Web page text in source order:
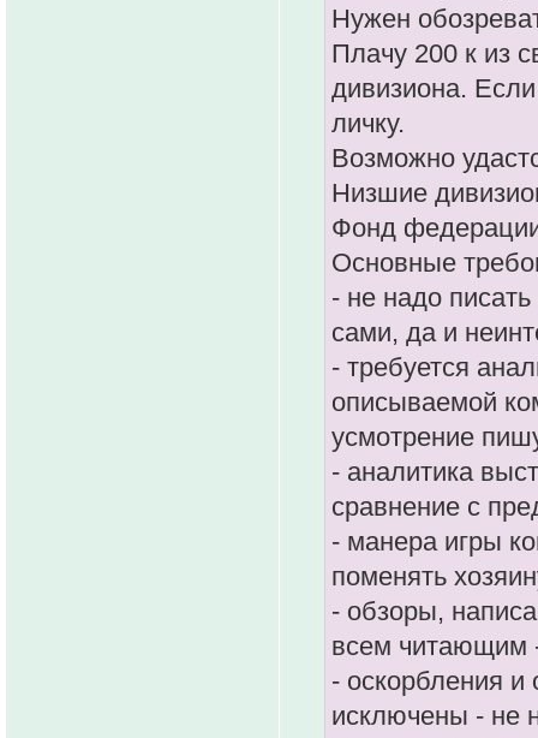
Нужен
Плачу 200 к из
дивизиона.
личку.
Возможно
Низшие
Фонд
Основные
- не надо
сами, да и
- требуется
описываемой
усмотрение
- аналитика
сравнение с
- манера игры
поменять
- обзоры,
всем читающим -
- оскорбления
исключены - не